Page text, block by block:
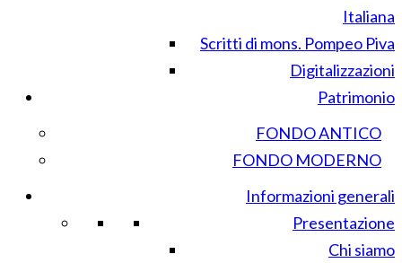
Italiana
Scritti di mons. Pompeo Piva
Digitalizzazioni
Patrimonio
FONDO ANTICO
FONDO MODERNO
Informazioni generali
Presentazione
Chi siamo